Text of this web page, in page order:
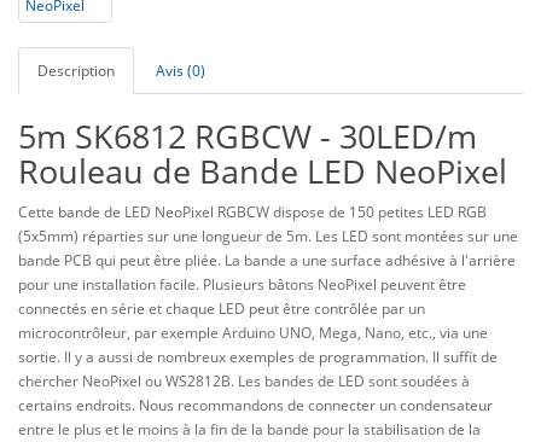
Description Avis (0)
5m SK6812 RGBCW - 30LED/m
Rouleau de Bande LED NeoPixel
Cette bande de LED NeoPixel RGBCW dispose de 150 petites LED RGB
(5x5mm) réparties sur une longueur de 5m. Les LED sont montées sur une
bande PCB qui peut être pliée. La bande a une surface adhésive à l'arrière
pour une installation facile. Plusieurs bâtons NeoPixel peuvent être
connectés en série et chaque LED peut être contrôlée par un
microcontrôleur, par exemple Arduino UNO, Mega, Nano, etc., via une
sortie. Il y a aussi de nombreux exemples de programmation. Il suffit de
chercher NeoPixel ou WS2812B. Les bandes de LED sont soudées à
certains endroits. Nous recommandons de connecter un condensateur
entre le plus et le moins à la fin de la bande pour la stabilisation de la